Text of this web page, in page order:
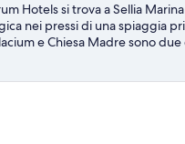
Hotels si trova a Sellia
nei pressi di una spiaggia
e Chiesa Madre sono
della zona, mentre a